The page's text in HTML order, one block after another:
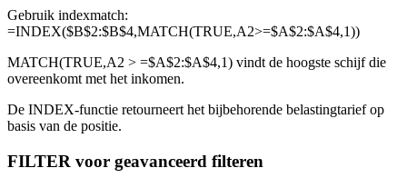
Gebruik indexmatch:
=INDEX($B$2:$B$4,MATCH(TRUE,A2>=$A$2:$A$4,1))
MATCH(TRUE,A2 > =$A$2:$A$4,1) vindt de hoogste schijf die
overeenkomt met het inkomen.
De INDEX-functie retourneert het bijbehorende belastingtarief op
basis van de positie.
FILTER voor geavanceerd filteren